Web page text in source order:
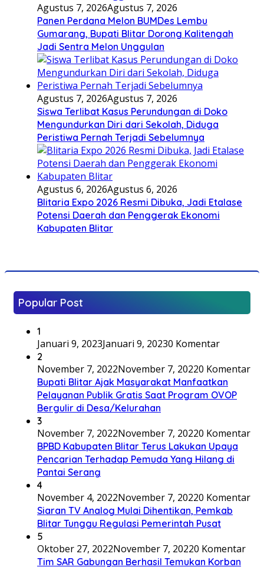
Agustus 7, 2026Agustus 7, 2026
Panen Perdana Melon BUMDes Lembu
Gumarang, Bupati Blitar Dorong Kalitengah
Jadi Sentra Melon Unggulan
Agustus 7, 2026Agustus 7, 2026
Siswa Terlibat Kasus Perundungan di Doko
Mengundurkan Diri dari Sekolah, Diduga
Peristiwa Pernah Terjadi Sebelumnya
Agustus 6, 2026Agustus 6, 2026
Blitaria Expo 2026 Resmi Dibuka, Jadi Etalase
Potensi Daerah dan Penggerak Ekonomi
Kabupaten Blitar
Popular Post
1
Januari 9, 2023Januari 9, 20230 Komentar
2
November 7, 2022November 7, 20220 Komentar
Bupati Blitar Ajak Masyarakat Manfaatkan
Pelayanan Publik Gratis Saat Program OVOP
Bergulir di Desa/Kelurahan
3
November 7, 2022November 7, 20220 Komentar
BPBD Kabupaten Blitar Terus Lakukan Upaya
Pencarian Terhadap Pemuda Yang Hilang di
Pantai Serang
4
November 4, 2022November 7, 20220 Komentar
Siaran TV Analog Mulai Dihentikan, Pemkab
Blitar Tunggu Regulasi Pemerintah Pusat
5
Oktober 27, 2022November 7, 20220 Komentar
Tim SAR Gabungan Berhasil Temukan Korban